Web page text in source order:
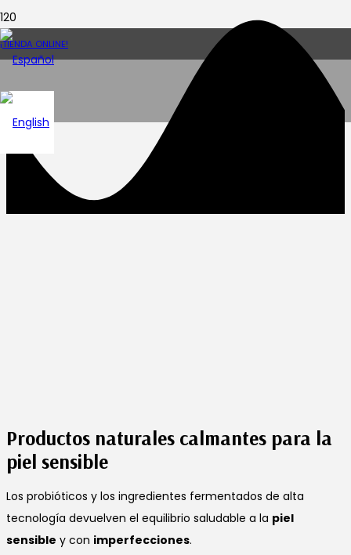
¡TIENDA ONLINE!
Productos naturales calmantes para la
piel sensible
Los probióticos y los ingredientes fermentados de alta
tecnología devuelven el equilibrio saludable a la piel
sensible y con imperfecciones.